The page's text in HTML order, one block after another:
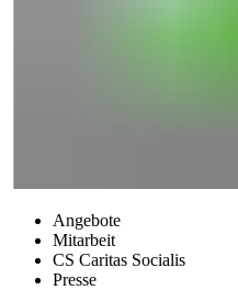
Angebote
Mitarbeit
CS Caritas Socialis
Presse